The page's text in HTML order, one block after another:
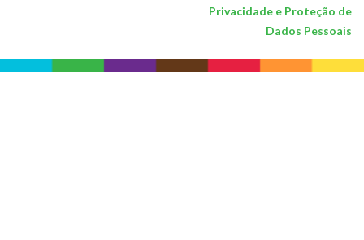
Privacidade e Proteção de
Dados Pessoais